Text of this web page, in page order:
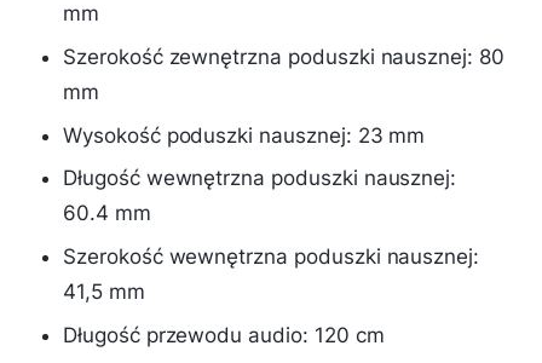
mm
Szerokość zewnętrzna poduszki nausznej: 80
mm
Wysokość poduszki nausznej: 23 mm
Długość wewnętrzna poduszki nausznej:
60.4 mm
Szerokość wewnętrzna poduszki nausznej:
41,5 mm
Długość przewodu audio: 120 cm